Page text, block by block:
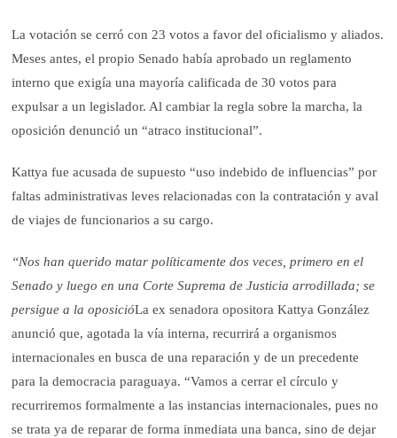
La votación se cerró con 23 votos a favor del oficialismo y aliados.
Meses antes, el propio Senado había aprobado un reglamento
interno que exigía una mayoría calificada de 30 votos para
expulsar a un legislador. Al cambiar la regla sobre la marcha, la
oposición denunció un “atraco institucional”.
Kattya fue acusada de supuesto “uso indebido de influencias” por
faltas administrativas leves relacionadas con la contratación y aval
de viajes de funcionarios a su cargo.
“Nos han querido matar políticamente dos veces, primero en el
Senado y luego en una Corte Suprema de Justicia arrodillada; se
persigue a la oposicióLa ex senadora opositora Kattya González
anunció que, agotada la vía interna, recurrirá a organismos
internacionales en busca de una reparación y de un precedente
para la democracia paraguaya. “Vamos a cerrar el círculo y
recurriremos formalmente a las instancias internacionales, pues no
se trata ya de reparar de forma inmediata una banca, sino de dejar